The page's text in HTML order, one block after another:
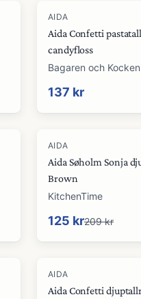
AIDA
Aida Confetti
candyfloss
Bagaren och Kocken
137 kr
-40 %
AIDA
Aida Søholm Sonja
Brown
KitchenTime
125 kr209 kr
AIDA
Aida Confetti